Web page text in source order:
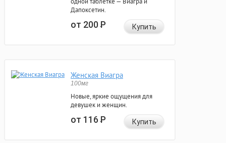
Дапоксетин.
от 200Р Купить
Женская Виагра
100мг
Новые, яркие ощущения для
девушек и женщин.
от 116Р Купить